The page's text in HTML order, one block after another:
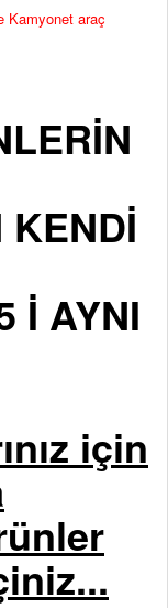
Kamyonet araç
KENDİ
İ AYNI
için